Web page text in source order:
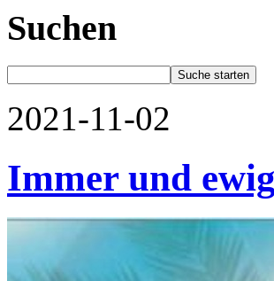
Suchen
2021-11-02
Immer und